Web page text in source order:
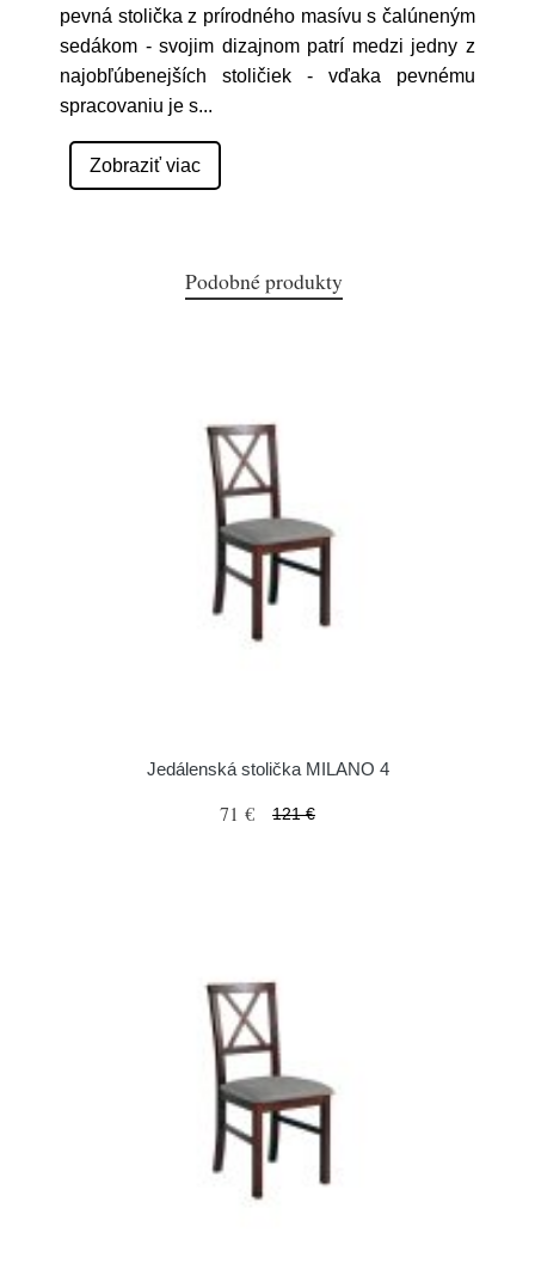
pevná stolička z prírodného masívu s čalúneným
sedákom - svojim dizajnom patrí medzi jedny z
najobľúbenejších stoličiek - vďaka pevnému
spracovaniu je s...
Zobraziť viac
Podobné produkty
Jedálenská stolička MILANO 4
71 € 121 €